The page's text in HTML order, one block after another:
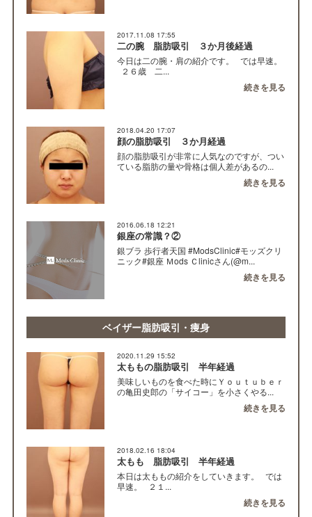
2017.11.08 17:55
二の腕 脂肪吸引 ３か月後経過
今日は二の腕・肩の紹介です。 では早速。
２６歳 二...
続きを見る
2018.04.20 17:07
顔の脂肪吸引 ３か月経過
顔の脂肪吸引が非常に人気なのですが、つい
ている脂肪の量や骨格は個人差があるの...
続きを見る
2016.06.18 12:21
銀座の常識？②
銀ブラ 歩行者天国 #ModsClinic#モッズクリ
ニック#銀座 Ｍods Ｃlinicさん(@m...
続きを見る
ベイザー脂肪吸引・痩身
2020.11.29 15:52
太ももの脂肪吸引 半年経過
美味しいものを食べた時にＹｏｕｔｕｂｅｒ
の亀田史郎の「サイコー」を小さくやる...
続きを見る
2018.02.16 18:04
太もも 脂肪吸引 半年経過
本日は太ももの紹介をしていきます。 では
早速。 ２１...
続きを見る